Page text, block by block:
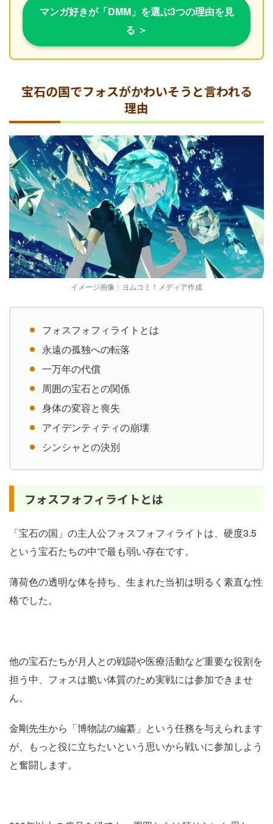
マンガ好きが「DMM」を選ぶ3つの理由を見
る ＞
宝石の国でフォスがかわいそうと言われる
理由
イメージ画像：ヨムコミ！メディア作成
フォスフォフィライトとは
永遠の孤独への転落
一万年の代償
周囲の宝石との関係
身体の変容と喪失
アイデンティティの崩壊
シンシャとの決別
フォスフォフィライトとは
「宝石の国」の主人公フォスフォフィライトは、硬度3.5
という宝石たちの中で最も弱い存在です。
薄荷色の透明な体を持ち、生まれた当初は明るく素直な性
格でした。
他の宝石たちが月人との戦闘や医療活動など重要な役割を
担う中、フォスは脆い体質のため実戦には参加できませ
ん。
金剛先生から「博物誌の編纂」という任務を与えられます
が、もっと役に立ちたいという思いから戦いに参加しよう
と奮闘します。